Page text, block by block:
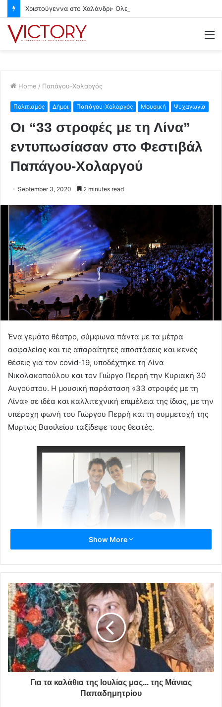
Home / Παπάγου-Χολαργός
Πολιτισμός Δήμοι Παπάγου-Χολαργός Μουσική Ψυχαγωγία
Οι “33 στροφές με τη Λίνα”
εντυπωσίασαν στο Φεστιβάλ
Παπάγου-Χολαργού
September 3, 2020 2 minutes read
Ένα γεμάτο θέατρο, σύμφωνα πάντα με τα μέτρα
ασφαλείας και τις απαραίτητες αποστάσεις και κενές
θέσεις για τον covid-19, υποδέχτηκε τη Λίνα
Νικολακοπούλου και τον Γιώργο Περρή την Κυριακή 30
Αυγούστου. Η μουσική παράσταση «33 στροφές με τη
Λίνα» σε ιδέα και καλλιτεχνική επιμέλεια της ίδιας, με την
υπέροχη φωνή του Γιώργου Περρή και τη συμμετοχή της
Μυρτώς Βασιλείου ταξίδεψε τους θεατές.
Ούτε οι μάσκες που φορούσαν όλοι οι θεατές σε όλη τη
διάρκεια της παράστασης, ούτε οι αποστάσεις ασφαλείας
στέρησαν από το κοινό το μουσικό ταξίδι το οποίο
προετοίμασε η μεγάλη στιχουργός.
Την παράσταση παρακολούθησαν τόσο η Ευανθία
Ρεμπούτσικα, τιμώντας την μακροχρόνια συνεργασία της
με τη Λίνα Νικολακοπούλου και ακούγοντας κάποια από
τα εξαιρετικά τραγούδια της, όσο και ο Μάριος
Φραγκούλης ο οποίος συνόδεψε με χαρά τον Γιώργο
Περρή στη σκηνή σε δύο τραγούδια, εκπλήσσοντας
Show More
Για τα καλάθια της Ιουλίας μας... της Μάνιας
Παπαδημητρίου